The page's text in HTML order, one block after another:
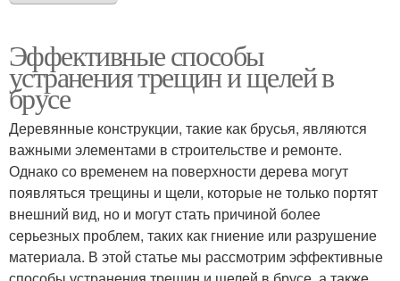
Эффективные способы
устранения трещин и щелей в
брусе
Деревянные конструкции, такие как брусья, являются
важными элементами в строительстве и ремонте.
Однако со временем на поверхности дерева могут
появляться трещины и щели, которые не только портят
внешний вид, но и могут стать причиной более
серьезных проблем, таких как гниение или разрушение
материала. В этой статье мы рассмотрим эффективные